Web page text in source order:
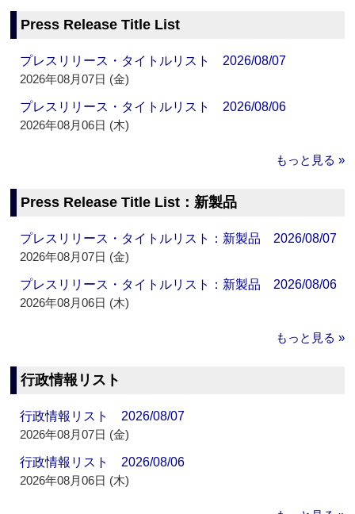
Press Release Title List
プレスリリース・タイトルリスト 2026/08/07
2026年08月07日 (金)
プレスリリース・タイトルリスト 2026/08/06
2026年08月06日 (木)
もっと見る »
Press Release Title List：新製品
プレスリリース・タイトルリスト：新製品 2026/08/07
2026年08月07日 (金)
プレスリリース・タイトルリスト：新製品 2026/08/06
2026年08月06日 (木)
もっと見る »
行政情報リスト
行政情報リスト 2026/08/07
2026年08月07日 (金)
行政情報リスト 2026/08/06
2026年08月06日 (木)